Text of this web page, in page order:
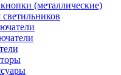
(металлические)